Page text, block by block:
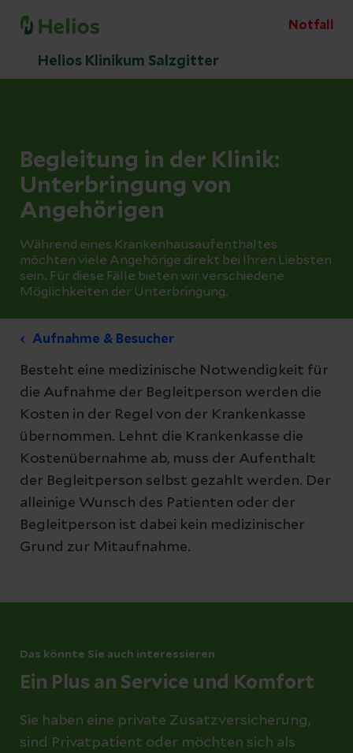
Notfall
Helios Klinikum Salzgitter
Begleitung in der Klinik:
Unterbringung von
Angehörigen
Während eines Krankenhausaufenthaltes
möchten viele Angehörige direkt bei Ihren Liebsten
sein. Für diese Fälle bieten wir verschiedene
Möglichkeiten der Unterbringung.
Aufnahme & Besucher
Besteht eine medizinische Notwendigkeit für
die Aufnahme der Begleitperson werden die
Kosten in der Regel von der Krankenkasse
übernommen. Lehnt die Krankenkasse die
Kostenübernahme ab, muss der Aufenthalt
der Begleitperson selbst gezahlt werden. Der
alleinige Wunsch des Patienten oder der
Begleitperson ist dabei kein medizinischer
Grund zur Mitaufnahme.
Das könnte Sie auch interessieren
Ein Plus an Service und Komfort
Sie haben eine private Zusatzversicherung,
sind Privatpatient oder möchten sich als